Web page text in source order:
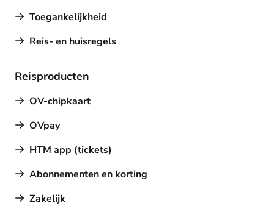
Toegankelijkheid
Reis- en huisregels
Reisproducten
OV-chipkaart
OVpay
HTM app (tickets)
Abonnementen en korting
Zakelijk